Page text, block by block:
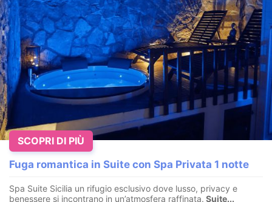
Fuga romantica in Suite con Spa Privata 1 notte
Spa Suite Sicilia un rifugio esclusivo dove lusso, privacy e
benessere si incontrano in un’atmosfera raffinata. Suite...
SCOPRI DI PIÙ